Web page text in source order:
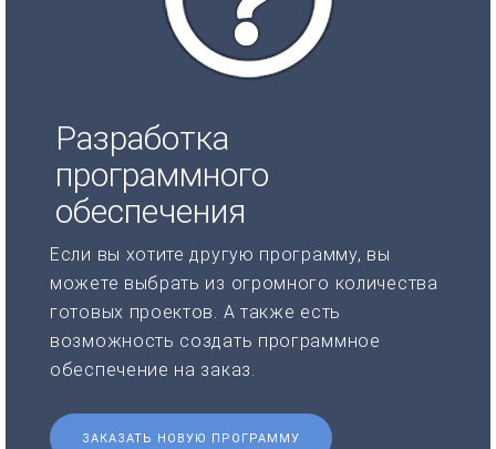
Разработка
программного
обеспечения
Если вы хотите другую программу, вы
можете выбрать из огромного количества
готовых проектов. А также есть
возможность создать программное
обеспечение на заказ.
ЗАКАЗАТЬ НОВУЮ ПРОГРАММУ